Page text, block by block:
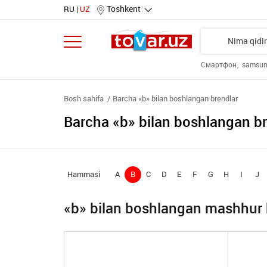
RU UZ Toshkent
Смартфон
Bosh sahifa Barcha «b» bilan boshlangan brendlar
Barcha «b» bilan boshlangan
Hammasi A B C D E F G H I J
«b» bilan boshlangan mashhur